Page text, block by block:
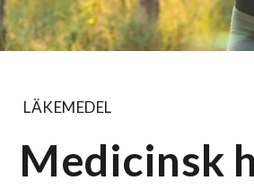
LÄKEMEDEL
Medicinsk